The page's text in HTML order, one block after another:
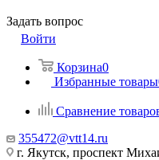
Задать вопрос
Войти
Корзина0
Избранные товары
Сравнение
355472@vtt14.ru
г. Якутск, проспект